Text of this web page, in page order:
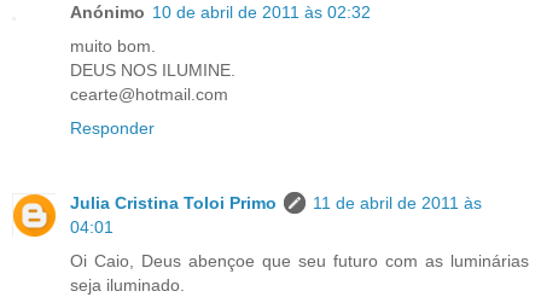
Anónimo 10 de abril de 2011 às 02:32
muito bom.
DEUS NOS ILUMINE.
cearte@hotmail.com
Responder
Julia Cristina Toloi Primo
11 de abril de 2011 às
04:01
Oi Caio, Deus abençoe que seu futuro com as luminárias
seja iluminado.